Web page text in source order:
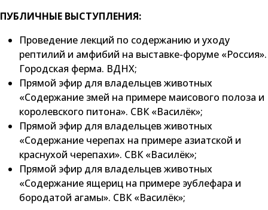
ПУБЛИЧНЫЕ ВЫСТУПЛЕНИЯ:
Проведение лекций по содержанию и уходу
рептилий и амфибий на выставке-форуме «Россия».
Городская ферма. ВДНХ;
Прямой эфир для владельцев животных
«Содержание змей на примере маисового полоза и
королевского питона». СВК «Василёк»;
Прямой эфир для владельцев животных
«Содержание черепах на примере азиатской и
краснухой черепахи». СВК «Василёк»;
Прямой эфир для владельцев животных
«Содержание ящериц на примере эублефара и
бородатой агамы». СВК «Василёк»;